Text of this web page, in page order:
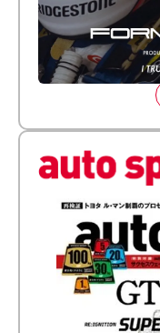
倒す相手を、
【